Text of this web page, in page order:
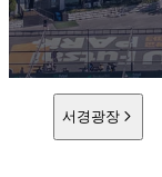
서경광장